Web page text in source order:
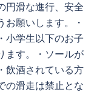
円滑な進行、安全
願いします。・
小学生以下のお子
ます。・ソールが
飲酒されている方
の滑走は禁止とな